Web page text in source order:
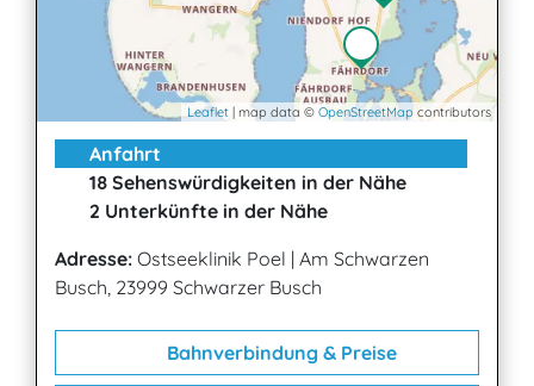
Leaflet | map data © OpenStreetMap contributors
Anfahrt
18 Sehenswürdigkeiten in der Nähe
2 Unterkünfte in der Nähe
Adresse: Ostseeklinik Poel | Am Schwarzen
Busch, 23999 Schwarzer Busch
Bahnverbindung & Preise